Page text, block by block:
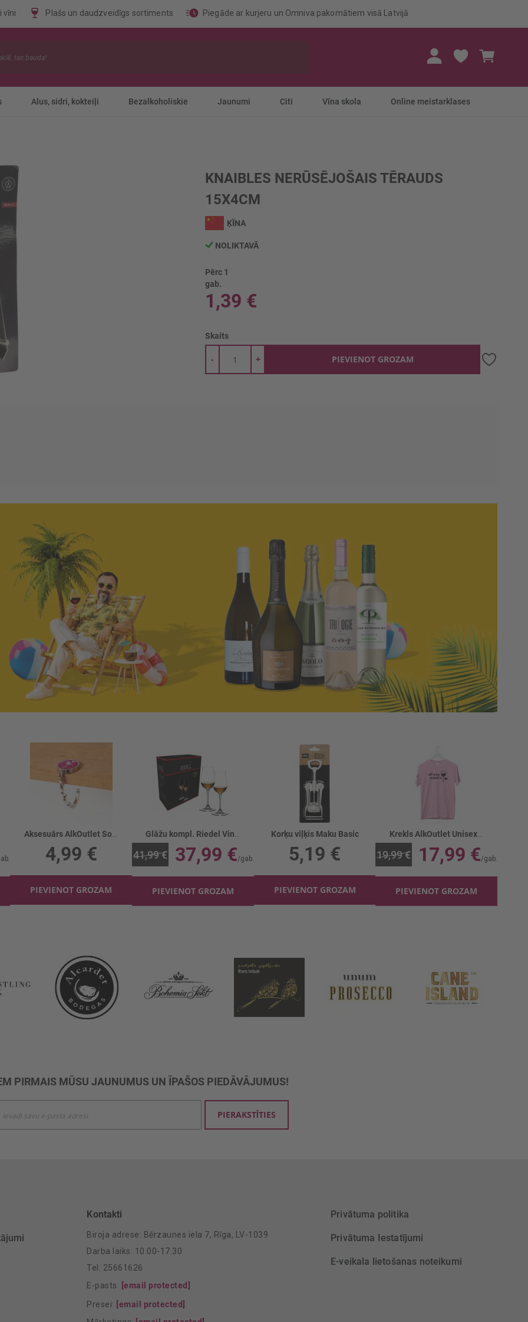
vīni Plašs un daudzveidīgs sortiments Piegāde ar kurjeru un Omniva pakomātiem visā Latvijā
Alus, sidri, kokteiļi Bezalkoholiskie Jaunumi Citi Vīna skola Online meistarklases
KNAIBLES NERŪSĒJOŠAIS TĒRAUDS
15X4CM
ĶĪNA
NOLIKTAVĀ
Pērc 1
gab.
1,39 €
Skaits
+
- PIEVIENOT GROZAM
Aksesuārs AlkOutlet Somas turētājs
4,99 €
PIEVIENOT GROZAM
Glāžu kompl. Riedel Vinum Cognac 170ml
41,99 € 37,99 €
PIEVIENOT GROZAM
Korķu viļķis Maku Basic
5,19 €
PIEVIENOT GROZAM
Krekls AlkOutlet Unisex All you need rozā
19,99 € 17,99 €
PIEVIENOT GROZAM
PIRMAIS MŪSU JAUNUMUS UN ĪPAŠOS PIEDĀVĀJUMUS!
PIERAKSTĪTIES
Kontakti
Biroja adrese: Bērzaunes iela 7, Rīga, LV-1039
Darba laiks: 10.00-17.30
Tel: 25661626
E-pasts: [email protected]
Presei: [email protected]
Privātuma politika
Privātuma Iestatījumi
E-veikala lietošanas noteikumi